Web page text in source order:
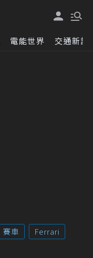
電能世界 交通新訊
賽車
Ferrari